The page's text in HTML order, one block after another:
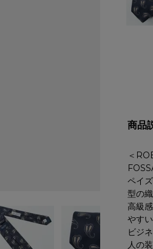
商品
＜
ペイ
型の
高級
やす
ビジ
人の